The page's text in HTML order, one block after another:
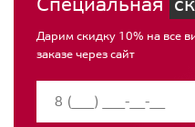
Дарим скидку 10% на все
заказе через сайт